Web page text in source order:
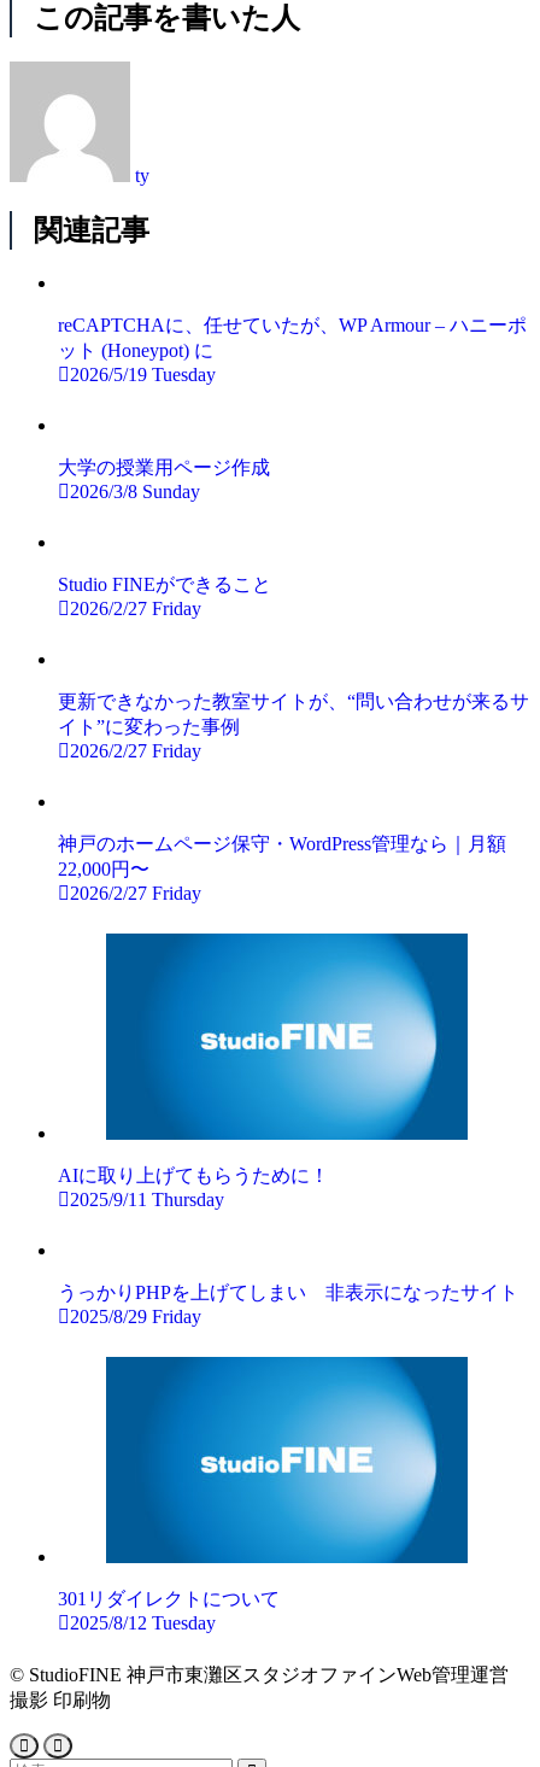
この記事を書いた人
ty
関連記事
reCAPTCHAに、任せていたが、WP Armour – ハニーポ
ット (Honeypot) に
2026/5/19 Tuesday
大学の授業用ページ作成
2026/3/8 Sunday
Studio FINEができること
2026/2/27 Friday
更新できなかった教室サイトが、“問い合わせが来るサ
イト”に変わった事例
2026/2/27 Friday
神戸のホームページ保守・WordPress管理なら｜月額
22,000円〜
2026/2/27 Friday
AIに取り上げてもらうために！
2025/9/11 Thursday
うっかりPHPを上げてしまい 非表示になったサイト
2025/8/29 Friday
301リダイレクトについて
2025/8/12 Tuesday
© StudioFINE 神戸市東灘区スタジオファインWeb管理運営
撮影 印刷物